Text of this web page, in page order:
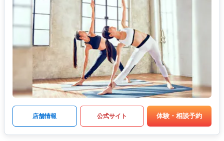
店舗情報 公式サイト 体験・相談予約